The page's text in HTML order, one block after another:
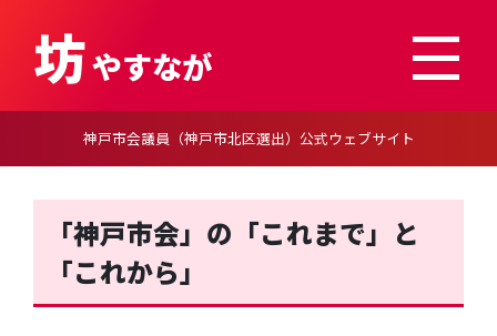
坊やすなが
神戸市会議員（神戸市北区選出）公式ウェブサイト
「神戸市会」の「これまで」と
「これから」